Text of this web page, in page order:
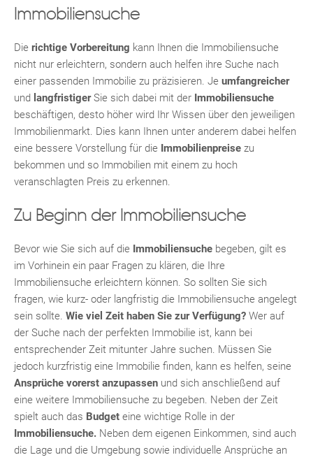
TE
KLIS
Immobiliensuche
Die richtige Vorbereitung kann Ihnen die Immobiliensuche
nicht nur erleichtern, sondern auch helfen ihre Suche nach
einer passenden Immobilie zu präzisieren. Je umfangreicher
und langfristigerSie sich dabei mit der Immobiliensuche
beschäftigen, desto höher wird Ihr Wissen über den jeweiligen
Immobilienmarkt. Dies kann Ihnen unter anderem dabei helfen
eine bessere Vorstellung für die Immobilienpreise zu
bekommen und so Immobilien mit einem zu hoch
veranschlagten Preis zu erkennen.
Zu Beginn der Immobiliensuche
Bevor wie Sie sich auf die Immobiliensuche begeben, gilt es
im Vorhinein ein paar Fragen zu klären, die Ihre
Immobiliensuche erleichtern können. So sollten Sie sich
fragen, wie kurz- oder langfristig die Immobiliensuche angelegt
sein sollte. Wie viel Zeit haben Sie zur Verfügung? Wer auf
der Suche nach der perfekten Immobilie ist, kann bei
entsprechender Zeit mitunter Jahre suchen. Müssen Sie
jedoch kurzfristig eine Immobilie finden, kann es helfen, seine
Ansprüche vorerst anzupassen und sich anschließend auf
eine weitere Immobiliensuche zu begeben. Neben der Zeit
spielt auch das Budget eine wichtige Rolle in der
Immobiliensuche. Neben dem eigenen Einkommen, sind auch
die Lage und die Umgebung sowie individuelle Ansprüche an